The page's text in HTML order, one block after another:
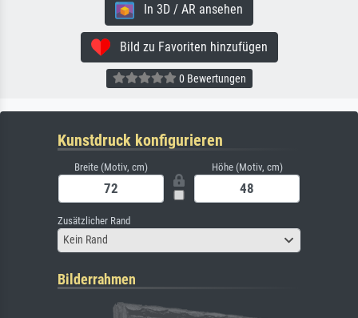
In 3D / AR ansehen
Bild zu Favoriten hinzufügen
0 Bewertungen
Kunstdruck konfigurieren
Breite (Motiv, cm) Höhe (Motiv, cm)
Zusätzlicher Rand
Kein Rand
Bilderrahmen